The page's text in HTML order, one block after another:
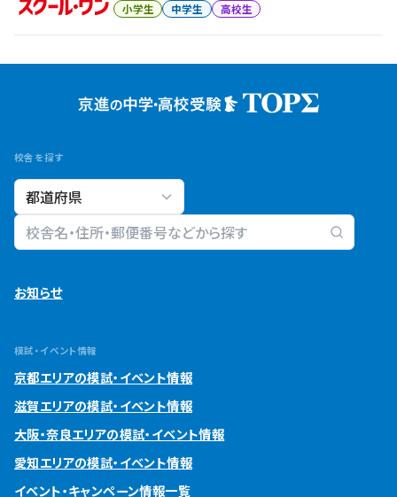
小学生 中学生 高校生
校舎を探す
校舎検索
お知らせ
模試・イベント情報
京都エリアの模試・イベント情報
滋賀エリアの模試・イベント情報
大阪・奈良エリアの模試・イベント情報
愛知エリアの模試・イベント情報
イベント・キャンペーン情報一覧